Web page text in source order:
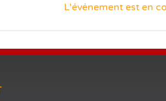
L'événement est en